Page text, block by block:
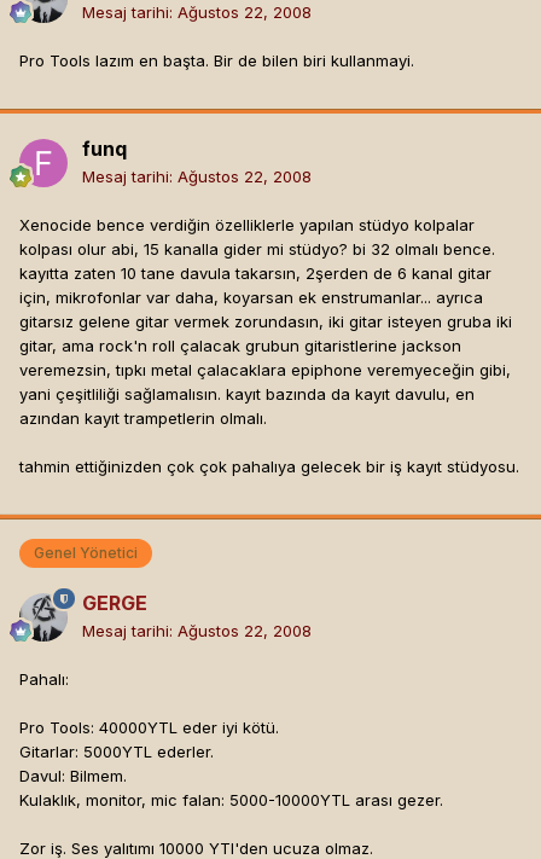
Mesaj tarihi: Ağustos 22, 2008
Pro Tools lazım en başta. Bir de bilen biri kullanmayi.
funq
Mesaj tarihi: Ağustos 22, 2008
Xenocide bence verdiğin özelliklerle yapılan stüdyo kolpalar
kolpası olur abi, 15 kanalla gider mi stüdyo? bi 32 olmalı bence.
kayıtta zaten 10 tane davula takarsın, 2şerden de 6 kanal gitar
için, mikrofonlar var daha, koyarsan ek enstrumanlar... ayrıca
gitarsız gelene gitar vermek zorundasın, iki gitar isteyen gruba iki
gitar, ama rock'n roll çalacak grubun gitaristlerine jackson
veremezsin, tıpkı metal çalacaklara epiphone veremyeceğin gibi,
yani çeşitliliği sağlamalısın. kayıt bazında da kayıt davulu, en
azından kayıt trampetlerin olmalı.
tahmin ettiğinizden çok çok pahalıya gelecek bir iş kayıt stüdyosu.
Genel Yönetici
GERGE
Mesaj tarihi: Ağustos 22, 2008
Pahalı:
Pro Tools: 40000YTL eder iyi kötü.
Gitarlar: 5000YTL ederler.
Davul: Bilmem.
Kulaklık, monitor, mic falan: 5000-10000YTL arası gezer.
Zor iş. Ses yalıtımı 10000 YTl'den ucuza olmaz.